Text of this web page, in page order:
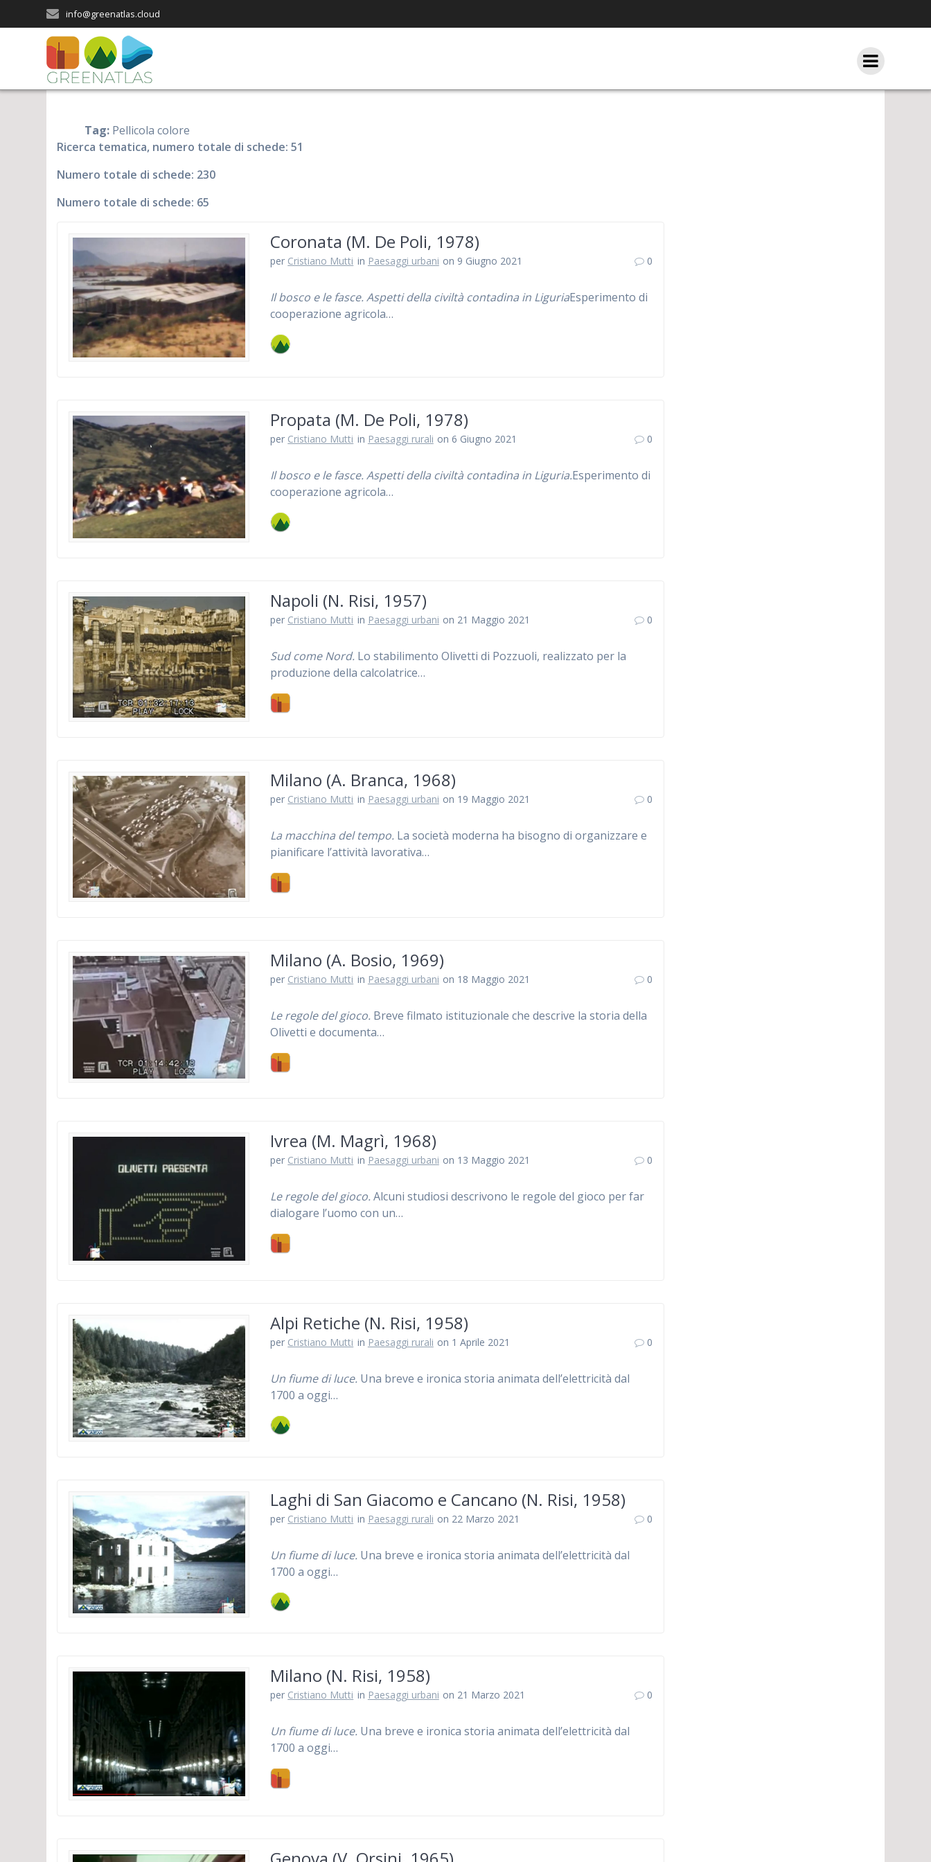
al
contenuto
info@greenatlas.cloud
Tag: Pellicola colore
Ricerca tematica, numero totale di schede: 51
Numero totale di schede: 230
Numero totale di schede: 65
Coronata (M. De Poli, 1978)
per Cristiano Mutti in Paesaggi urbani on 9 Giugno 2021 0
Il bosco e le fasce. Aspetti della civiltà contadina in LiguriaEsperimento di
cooperazione agricola…
Propata (M. De Poli, 1978)
per Cristiano Mutti in Paesaggi rurali on 6 Giugno 2021 0
Il bosco e le fasce. Aspetti della civiltà contadina in Liguria.Esperimento di
cooperazione agricola…
Napoli (N. Risi, 1957)
per Cristiano Mutti in Paesaggi urbani on 21 Maggio 2021 0
Sud come Nord. Lo stabilimento Olivetti di Pozzuoli, realizzato per la
produzione della calcolatrice…
Milano (A. Branca, 1968)
per Cristiano Mutti in Paesaggi urbani on 19 Maggio 2021 0
La macchina del tempo. La società moderna ha bisogno di organizzare e
pianificare l’attività lavorativa…
Milano (A. Bosio, 1969)
per Cristiano Mutti in Paesaggi urbani on 18 Maggio 2021 0
Le regole del gioco. Breve filmato istituzionale che descrive la storia della
Olivetti e documenta…
Ivrea (M. Magrì, 1968)
per Cristiano Mutti in Paesaggi urbani on 13 Maggio 2021 0
Le regole del gioco. Alcuni studiosi descrivono le regole del gioco per far
dialogare l’uomo con un…
Alpi Retiche (N. Risi, 1958)
per Cristiano Mutti in Paesaggi rurali on 1 Aprile 2021 0
Un fiume di luce. Una breve e ironica storia animata dell’elettricità dal
1700 a oggi…
Laghi di San Giacomo e Cancano (N. Risi, 1958)
per Cristiano Mutti in Paesaggi rurali on 22 Marzo 2021 0
Un fiume di luce. Una breve e ironica storia animata dell’elettricità dal
1700 a oggi…
Milano (N. Risi, 1958)
per Cristiano Mutti in Paesaggi urbani on 21 Marzo 2021 0
Un fiume di luce. Una breve e ironica storia animata dell’elettricità dal
1700 a oggi…